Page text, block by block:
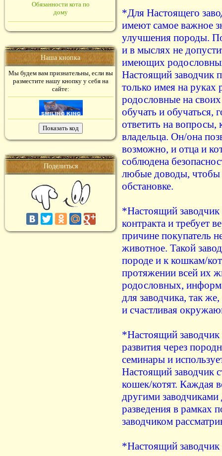
Обязанности кота по
дому
Наша кнопка
Мы будем вам признательны, если вы
разместите нашу кнопку у себя на
сайте:
Поделиться
*Для Настоящего
имеют самое важное
улучшения породы.
и в мыслях не
имеющих
Настоящий заводчик
только имея на
родословные на
обучать и обучаться,
ответить на вопросы,
владельца. Он/она
возможно, и отца и
соблюдена
любые доводы, чтобы
обстановке.
*Настоящий заводчик
контракта и требует
причине покупатель
животное. Такой
породе и к кошкам/
протяжении всей их
родословных,
для заводчика, так
и счастливая
*Настоящий заводчик
развития через
семинары и
Настоящий заводчик
кошек/котят. Каждая
другими
разведения в рамках
заводчиком
*Настоящий заводчик